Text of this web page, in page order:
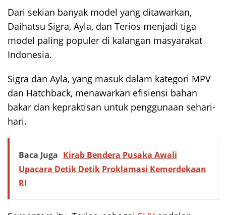
Dari sekian banyak model yang ditawarkan,
Daihatsu Sigra, Ayla, dan Terios menjadi tiga
model paling populer di kalangan masyarakat
Indonesia.
Sigra dan Ayla, yang masuk dalam kategori MPV
dan Hatchback, menawarkan efisiensi bahan
bakar dan kepraktisan untuk penggunaan sehari-
hari.
Baca Juga Kirab Bendera Pusaka Awali
Upacara Detik Detik Proklamasi Kemerdekaan
RI